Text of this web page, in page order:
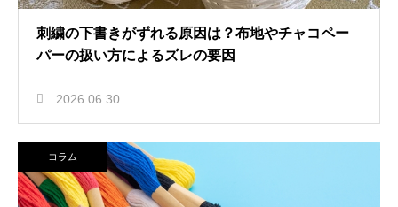
刺繍の下書きがずれる原因は？布地やチャコペー
パーの扱い方によるズレの要因
2026.06.30
コラム